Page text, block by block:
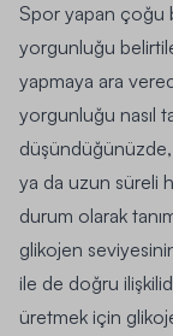
Spor yapan çoğu
yorgunluğu
yapmaya ara
yorgunluğu nasıl
düşündüğünüzde,
ya da uzun süreli
durum olarak
glikojen
ile de doğru
üretmek için